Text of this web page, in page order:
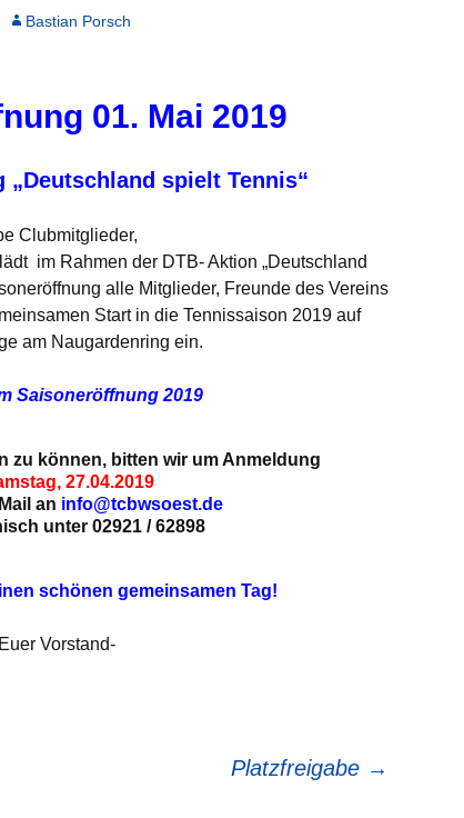
Bastian Porsch
01. Mai 2019
„Deutschland spielt Tennis“
Clubmitglieder,
im Rahmen der DTB- Aktion „Deutschland
alle Mitglieder, Freunde des Vereins
Start in die Tennissaison 2019 auf
am Naugardenring ein.
Saisoneröffnung 2019
zu können, bitten wir um Anmeldung
27.04.2019
an info@tcbwsoest.de
unter 02921 / 62898
schönen gemeinsamen Tag!
Vorstand-
Platzfreigabe →